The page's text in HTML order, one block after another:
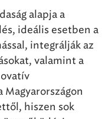
alapja a
ideális esetben a
integrálják az
valamint a
Magyarországon
hiszen sok